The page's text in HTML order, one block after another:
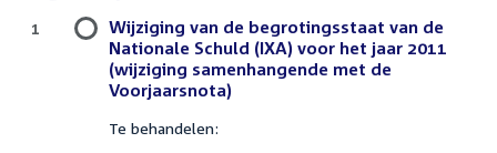
Wijziging van de begrotingsstaat van de
Nationale Schuld (IXA) voor het jaar 2011
(wijziging samenhangende met de
Voorjaarsnota)
Te behandelen:
1